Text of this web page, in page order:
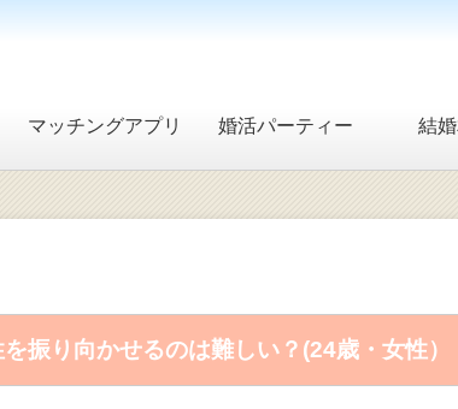
マッチングアプリ 婚活パーティー 結
振り向かせるのは難しい？(24歳・女性）